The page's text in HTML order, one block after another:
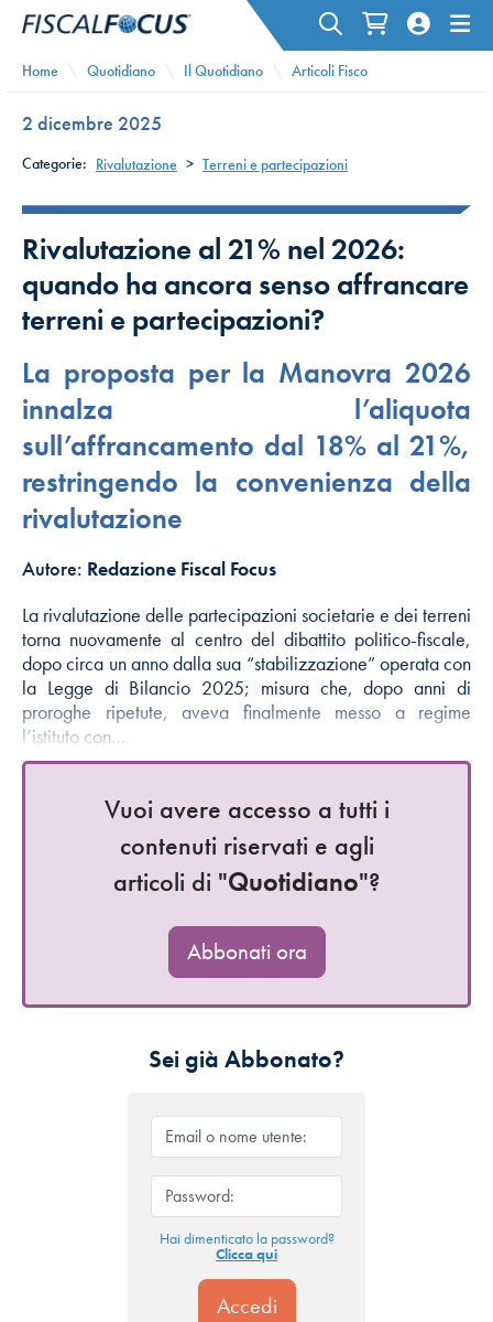
Home Quotidiano Il Quotidiano Articoli Fisco
2 dicembre 2025
Categorie: Rivalutazione > Terreni e partecipazioni
Rivalutazione al 21% nel 2026:
quando ha ancora senso affrancare
terreni e partecipazioni?
La proposta per la Manovra 2026
innalza l’aliquota
sull’affrancamento dal 18% al 21%,
restringendo la convenienza della
rivalutazione
Autore: Redazione Fiscal Focus
La rivalutazione delle partecipazioni societarie e dei terreni
torna nuovamente al centro del dibattito politico-fiscale,
dopo circa un anno dalla sua “stabilizzazione” operata con
la Legge di Bilancio 2025; misura che, dopo anni di
proroghe ripetute, aveva finalmente messo a regime
l’istituto con…
Vuoi avere accesso a tutti i
contenuti riservati e agli
articoli di "Quotidiano"?
Abbonati ora
Sei già Abbonato?
Hai dimenticato la password?
Clicca qui